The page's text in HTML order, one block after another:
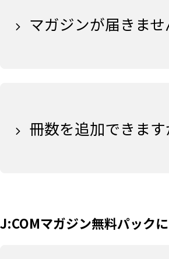
マガジンが届きませ
冊数を追加できます
J:COMマガジン無料パック